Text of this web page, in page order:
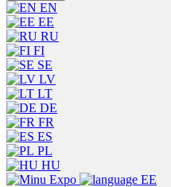
EN
EE
RU
FI
SE
LV
LT
DE
FR
ES
PL
HU
EE